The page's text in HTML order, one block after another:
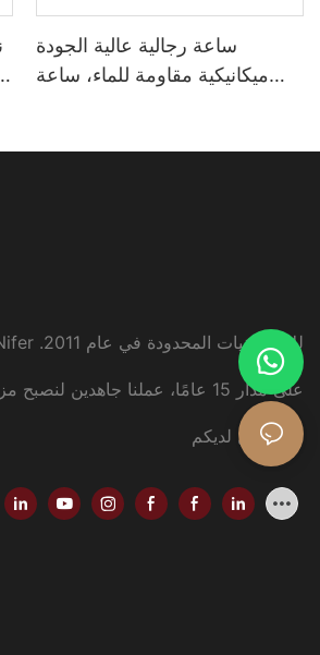
ساعة رجالية عالية الجودة
ميكانيكية مقاومة للماء، ساعة
تأسست شركة شيامن Nifer للإلكترونيات المحدودة في عام 2011.
على مدار 15 عامًا، عملنا جاهدين
.